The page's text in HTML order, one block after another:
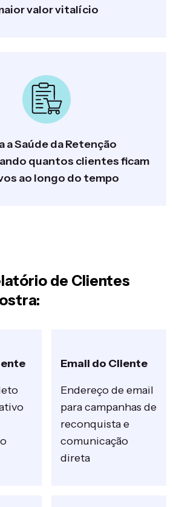
valor vitalício
a Saúde da Retenção
quantos clientes ficam
ao longo do tempo
de Clientes
Email do Cliente
Endereço de email
para campanhas de
reconquista e
comunicação
direta